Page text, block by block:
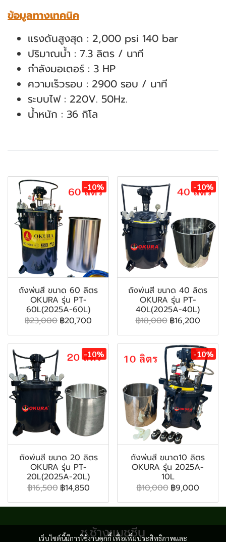
ข้อมูลทางเทคนิค
แรงดันสูงสุด : 2,000 psi 140 bar
ปริมาณน้ำ : 7.3 ลิตร / นาที
กำลังมอเตอร์ : 3 HP
ความเร็วรอบ : 2900 รอบ / นาที
ระบบไฟ : 220V. 50Hz.
น้ำหนัก : 36 กิโล
-10%
ถังพ่นสี ขนาด 60 ลิตร
OKURA รุ่น PT-
60L(2025A-60L)
฿23,000 ฿20,700
-10%
ถังพ่นสี ขนาด 40 ลิตร
OKURA รุ่น PT-
40L(2025A-40L)
฿18,000 ฿16,200
-10%
ถังพ่นสี ขนาด 20 ลิตร
OKURA รุ่น PT-
20L(2025A-20L)
฿16,500 ฿14,850
-10%
ถังพ่นสี ขนาด10 ลิตร
OKURA รุ่น 2025A-
10L
฿10,000 ฿9,000
เว็บไซต์นี้มีการใช้งานคุกกี้ เพื่อเพิ่มประสิทธิภาพและ
ช.ช้างแมชชีน